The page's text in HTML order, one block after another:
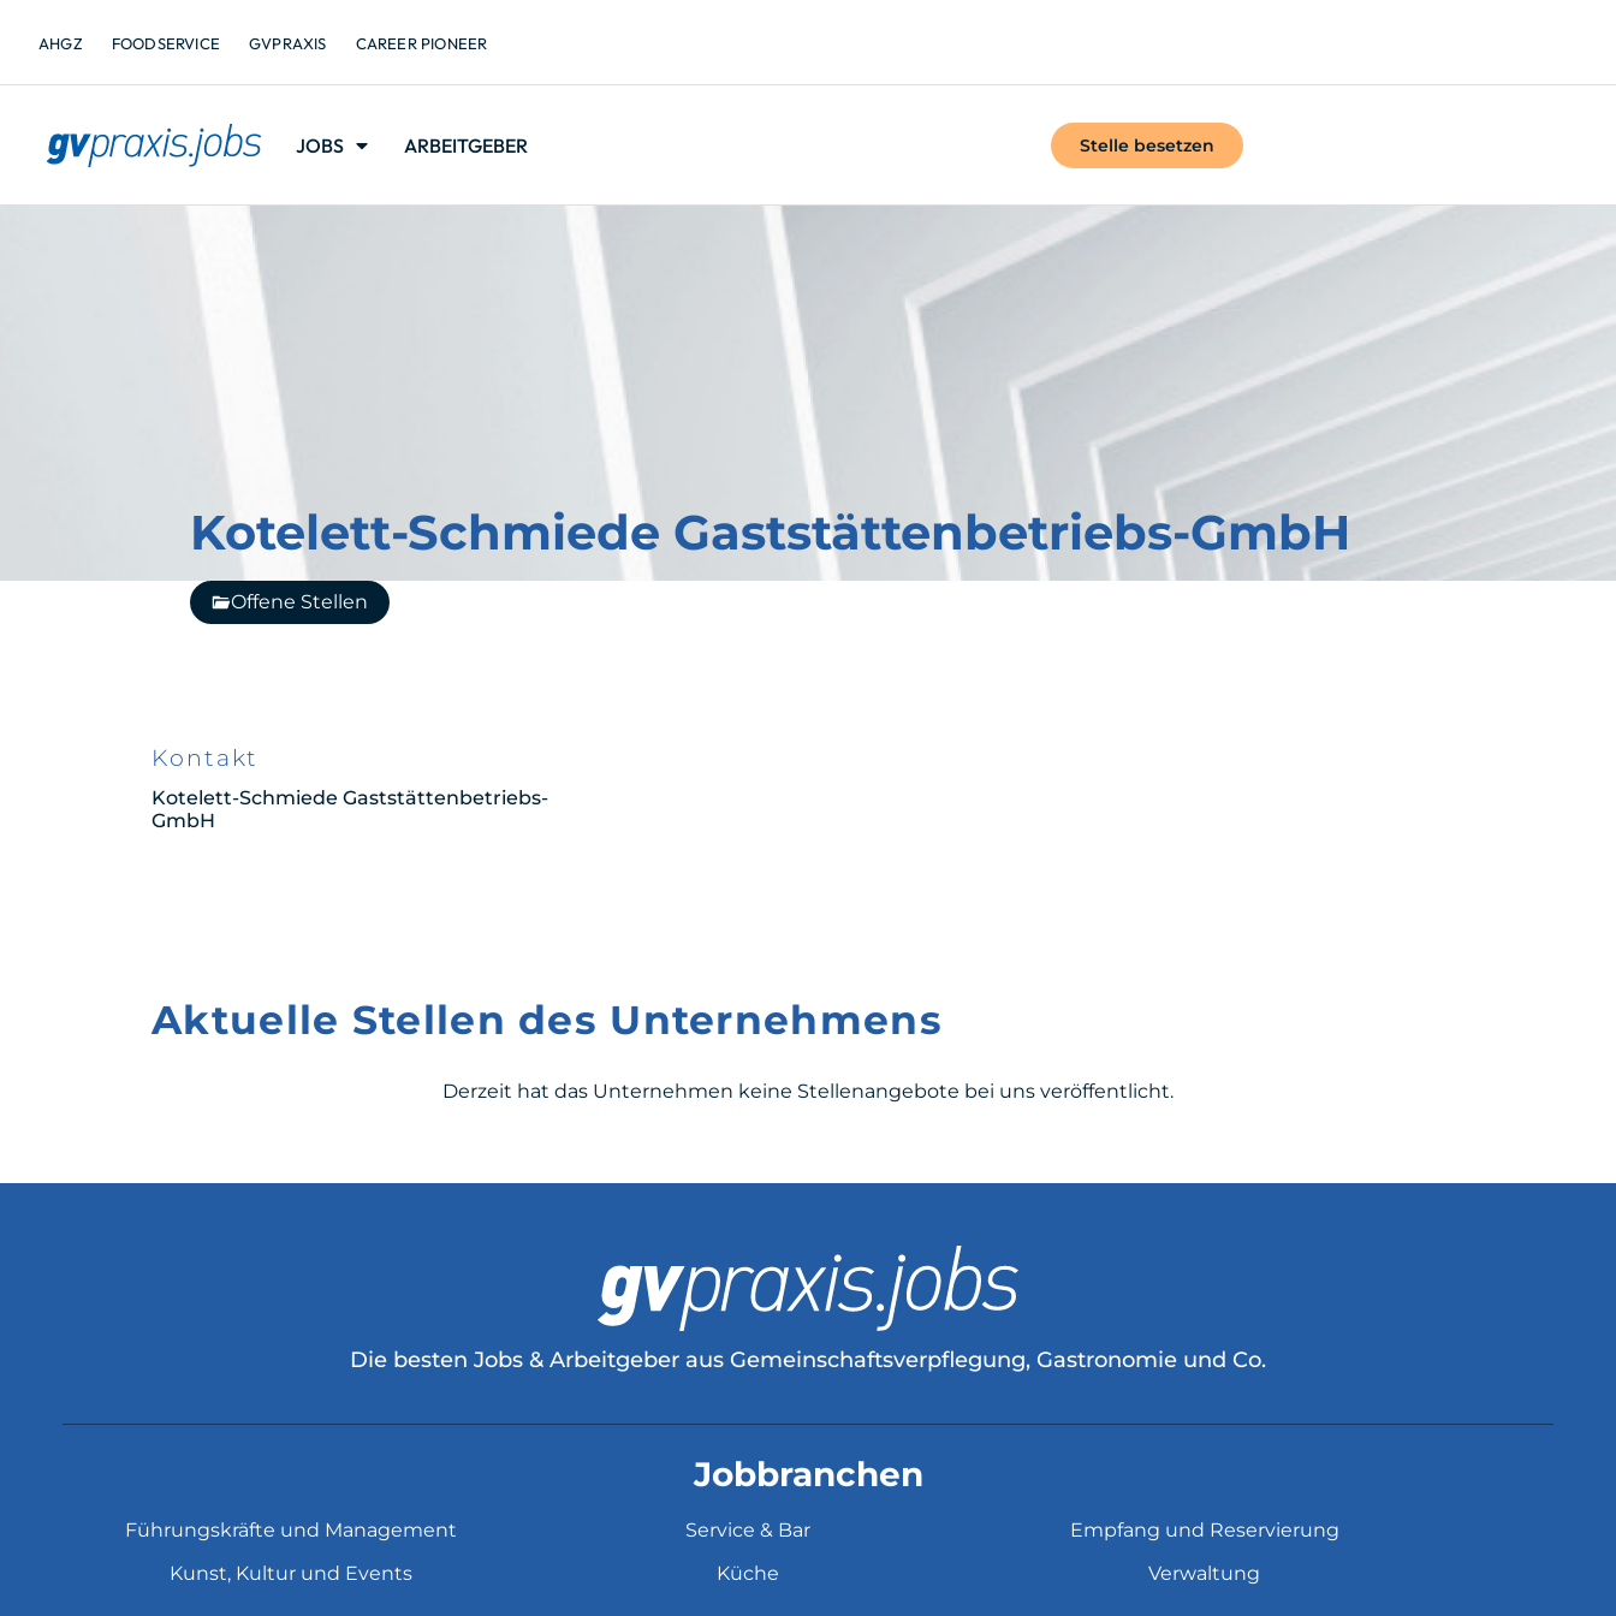
AHGZ FOODSERVICE GVPRAXIS CAREER PIONEER
JOBS ARBEITGEBER Stelle besetzen
Kotelett-Schmiede Gaststättenbetriebs-GmbH
Offene Stellen
Kontakt
Kotelett-Schmiede Gaststättenbetriebs-
GmbH
Aktuelle Stellen des Unternehmens
Derzeit hat das Unternehmen keine Stellenangebote bei uns veröffentlicht.
Die besten Jobs & Arbeitgeber aus Gemeinschaftsverpflegung, Gastronomie und Co.
Jobbranchen
Führungskräfte und Management
Kunst, Kultur und Events
Service & Bar
Küche
Empfang und Reservierung
Verwaltung